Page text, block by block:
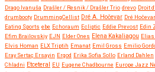
Drago Ivanuša Drašler / Resnik / Drašler Trio drevo Droit
drumbooty DrummingCellist Dré A. Hočevar Dré Hočevar
Eating Sports ebe Echoraum Ecliptic Eddie Prevost Edin
Efim Brailovskiy EJN Elder Ones Elena Kakaliagou
Elvis Homan ELX Triptih Emanat Emil Gross Emilio
Eray Sertaç Ersayin Ergod Erika Sofia Sollo Erland Dahlen
Chladni Etceteral EU Eugene Chadbourne Europe Jazz